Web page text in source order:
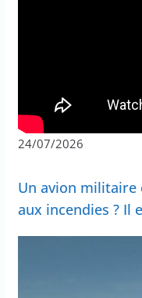
24/07/2026
Un avion
aux incendies ? Il